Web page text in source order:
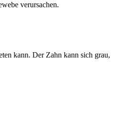
verursachen.
kann. Der Zahn kann sich grau,